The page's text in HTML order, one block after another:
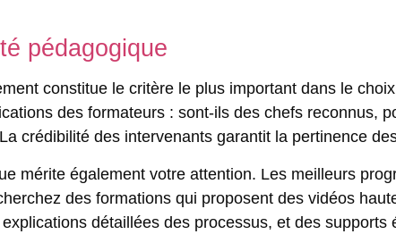
pédagogique
constitue le critère le plus important dans le choix
des formateurs : sont-ils des chefs reconnus,
crédibilité des intervenants garantit la pertinence
mérite également votre attention. Les meilleurs
des formations qui proposent des vidéos
détaillées des processus, et des